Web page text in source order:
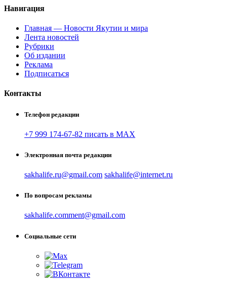
Навигация
Главная — Новости Якутии и мира
Лента новостей
Рубрики
Об издании
Реклама
Подписаться
Контакты
Телефон редакции
+7 999 174-67-82 писать в MAX
Электронная почта редакции
sakhalife.ru@gmail.com sakhalife@internet.ru
По вопросам рекламы
sakhalife.comment@gmail.com
Социальные сети